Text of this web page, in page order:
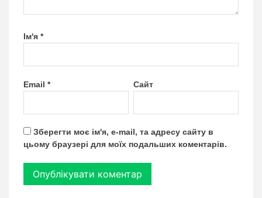
Ім'я *
Email * Сайт
Зберегти моє ім'я, e-mail, та адресу сайту в
цьому браузері для моїх подальших коментарів.